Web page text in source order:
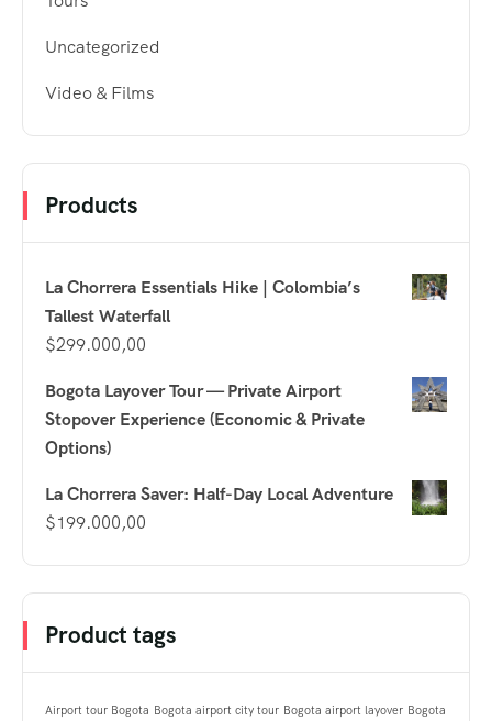
Uncategorized
Video & Films
Products
La Chorrera Essentials Hike | Colombia’s
Tallest Waterfall
$299.000,00
Bogota Layover Tour — Private Airport
Stopover Experience (Economic & Private
Options)
La Chorrera Saver: Half-Day Local Adventure
$199.000,00
Product tags
Airport tour Bogota Bogota airport city tour Bogota airport layover Bogota